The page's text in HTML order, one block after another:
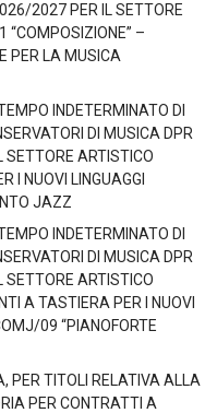
2027 PER IL SETTORE
“COMPOSIZIONE” –
PER LA MUSICA
INDETERMINATO DI
DI MUSICA DPR
ARTISTICO
I NUOVI LINGUAGGI
JAZZ
INDETERMINATO DI
DI MUSICA DPR
ARTISTICO
A TASTIERA PER I NUOVI
09 “PIANOFORTE
PER TITOLI RELATIVA ALLA
PER CONTRATTI A